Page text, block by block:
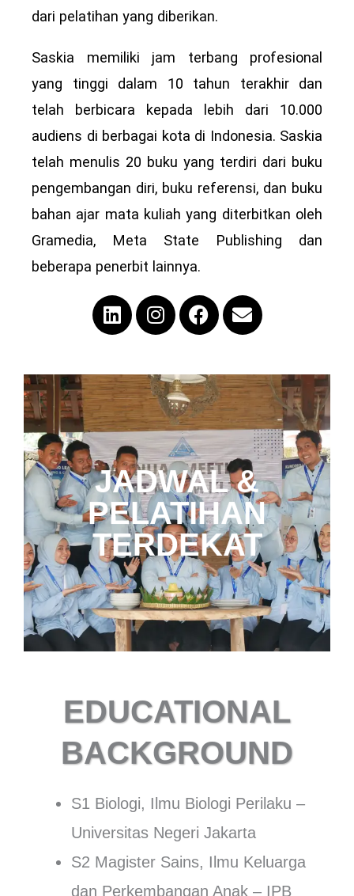
dari pelatihan yang diberikan.
Saskia memiliki jam terbang profesional
yang tinggi dalam 10 tahun terakhir dan
telah berbicara kepada lebih dari 10.000
audiens di berbagai kota di Indonesia. Saskia
telah menulis 20 buku yang terdiri dari buku
pengembangan diri, buku referensi, dan buku
bahan ajar mata kuliah yang diterbitkan oleh
Gramedia, Meta State Publishing dan
beberapa penerbit lainnya.
JADWAL &
PELATIHAN
TERDEKAT
HUBUNGI
TRAINER
EDUCATIONAL
BACKGROUND
S1 Biologi, Ilmu Biologi Perilaku –
Universitas Negeri Jakarta
S2 Magister Sains, Ilmu Keluarga
dan Perkembangan Anak – IPB